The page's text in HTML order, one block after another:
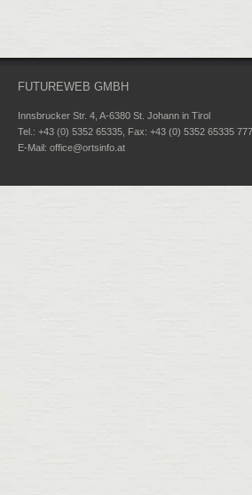
FUTUREWEB GMBH
Innsbrucker Str. 4, A-6380 St. Johann in Tirol
Tel.: +43 (0) 5352 65335, Fax: +43 (0) 5352 65335 777
E-Mail: office@ortsinfo.at